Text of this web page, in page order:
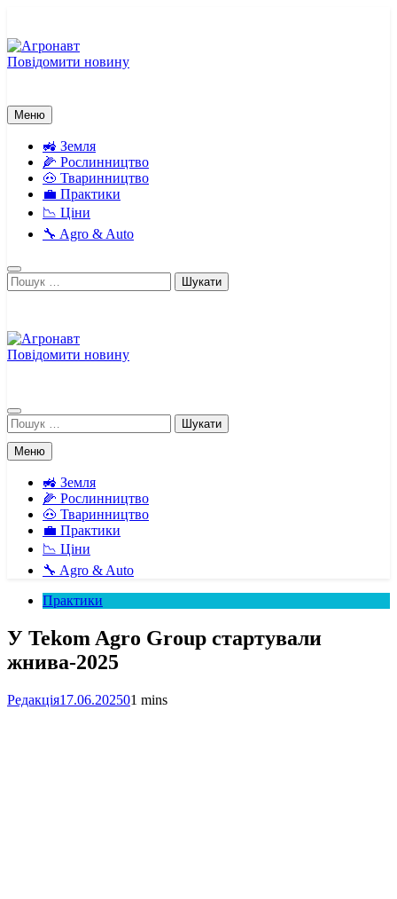
вмісту
Повідомити новину
Меню
🚜 Земля
🌽 Рослинництво
🐽 Тваринництво
💼 Практики
📉 Ціни
🔧 Agro & Auto
Пошук:
Повідомити новину
Пошук:
Меню
🚜 Земля
🌽 Рослинництво
🐽 Тваринництво
💼 Практики
📉 Ціни
🔧 Agro & Auto
Практики
У Tekom Agro Group стартували
жнива-2025
Редакція17.06.202501 mins